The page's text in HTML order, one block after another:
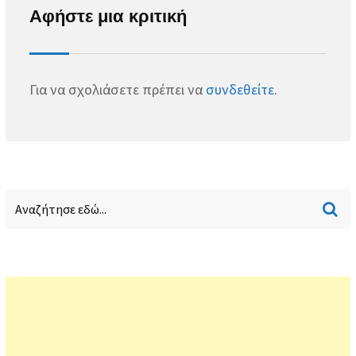
Αφήστε μια κριτική
Για να σχολιάσετε πρέπει να συνδεθείτε.